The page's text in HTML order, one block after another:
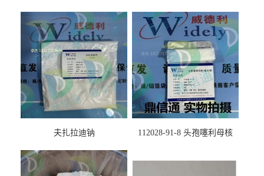
夫扎拉迪钠
112028-91-8 头孢噻利母核